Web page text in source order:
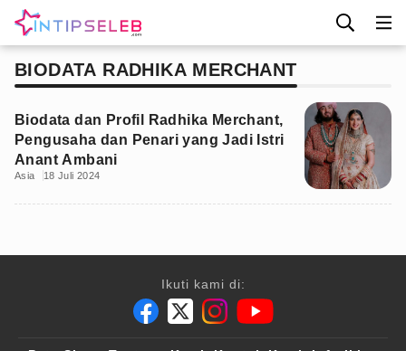
BIODATA RADHIKA MERCHANT
Biodata dan Profil Radhika Merchant,
Pengusaha dan Penari yang Jadi Istri
Anant Ambani
Asia 18 Juli 2024
Ikuti kami di: